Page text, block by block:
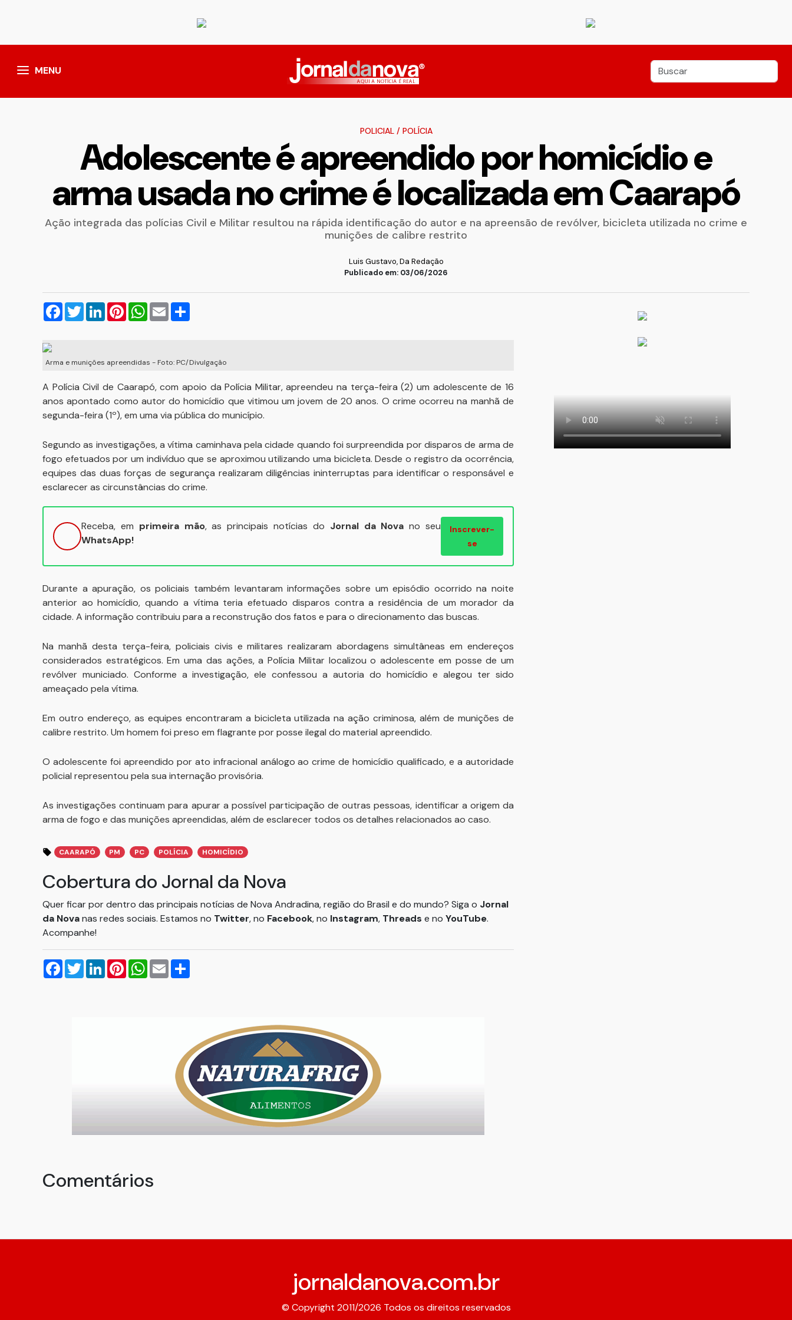
MENU
POLICIAL/ POLÍCIA
Adolescente é apreendido por homicídio e
arma usada no crime é localizada em Caarapó
Ação integrada das polícias Civil e Militar resultou na rápida identificação do autor e na apreensão de revólver, bicicleta utilizada no crime e
munições de calibre restrito
Luis Gustavo, Da Redação
Publicado em: 03/06/2026
Facebook
TwitterLinkedInPinterestWhatsApp
Email
Arma e munições apreendidas - Foto: PC/Divulgação
A Polícia Civil de Caarapó, com apoio da Polícia Militar, apreendeu na terça-feira (2) um adolescente de 16
anos apontado como autor do homicídio que vitimou um jovem de 20 anos. O crime ocorreu na manhã de
segunda-feira (1º), em uma via pública do município.
Segundo as investigações, a vítima caminhava pela cidade quando foi surpreendida por disparos de arma de
fogo efetuados por um indivíduo que se aproximou utilizando uma bicicleta. Desde o registro da ocorrência,
equipes das duas forças de segurança realizaram diligências ininterruptas para identificar o responsável e
esclarecer as circunstâncias do crime.
Receba, em primeira mão, as principais notícias do Jornal da Nova no seu
WhatsApp!
Inscrever-
se
Durante a apuração, os policiais também levantaram informações sobre um episódio ocorrido na noite
anterior ao homicídio, quando a vítima teria efetuado disparos contra a residência de um morador da
cidade. A informação contribuiu para a reconstrução dos fatos e para o direcionamento das buscas.
Na manhã desta terça-feira, policiais civis e militares realizaram abordagens simultâneas em endereços
considerados estratégicos. Em uma das ações, a Polícia Militar localizou o adolescente em posse de um
revólver municiado. Conforme a investigação, ele confessou a autoria do homicídio e alegou ter sido
ameaçado pela vítima.
Em outro endereço, as equipes encontraram a bicicleta utilizada na ação criminosa, além de munições de
calibre restrito. Um homem foi preso em flagrante por posse ilegal do material apreendido.
O adolescente foi apreendido por ato infracional análogo ao crime de homicídio qualificado, e a autoridade
policial representou pela sua internação provisória.
As investigações continuam para apurar a possível participação de outras pessoas, identificar a origem da
arma de fogo e das munições apreendidas, além de esclarecer todos os detalhes relacionados ao caso.
CAARAPÓ PM PC POLÍCIA HOMICÍDIO
Cobertura do Jornal da Nova
Quer ficar por dentro das principais notícias de Nova Andradina, região do Brasil e do mundo? Siga o Jornal
da Novanas redes sociais. Estamos no Twitter, no Facebook, no Instagram, Threads e no YouTube.
Acompanhe!
Facebook
TwitterLinkedInPinterestWhatsApp
Email
Comentários
jornaldanova.com.br
© Copyright 2011/2026 Todos os direitos reservados